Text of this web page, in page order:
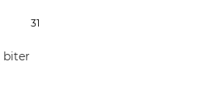
31
biter